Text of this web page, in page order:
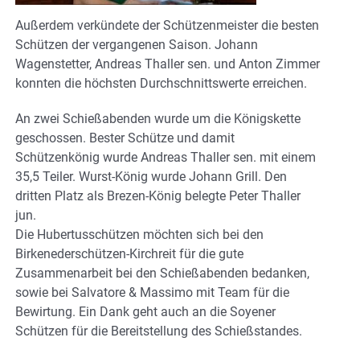
Außerdem verkündete der Schützenmeister die besten
Schützen der vergangenen Saison. Johann
Wagenstetter, Andreas Thaller sen. und Anton Zimmer
konnten die höchsten Durchschnittswerte erreichen.
An zwei Schießabenden wurde um die Königskette
geschossen. Bester Schütze und damit
Schützenkönig wurde Andreas Thaller sen. mit einem
35,5 Teiler. Wurst-König wurde Johann Grill. Den
dritten Platz als Brezen-König belegte Peter Thaller
jun.
Die Hubertusschützen möchten sich bei den
Birkenederschützen-Kirchreit für die gute
Zusammenarbeit bei den Schießabenden bedanken,
sowie bei Salvatore & Massimo mit Team für die
Bewirtung. Ein Dank geht auch an die Soyener
Schützen für die Bereitstellung des Schießstandes.